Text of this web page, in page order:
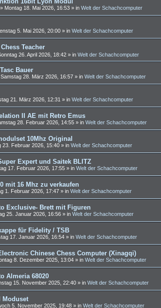
» Montag 18. Mai 2026, 16:53 » in Welt der Schachcomputer
5. Mai 2026, 20:00 » in Welt der Schachcomputer
Teacher
26. April 2026, 18:42 » in Welt der Schachcomputer
Bauer
Samstag 28. März 2026, 16:57 » in Welt der Schachcomputer
21. März 2026, 12:31 » in Welt der Schachcomputer
II AE mit Retro Emus
28. Februar 2026, 14:55 » in Welt der Schachcomputer
10Mhz Original
23. Februar 2026, 15:40 » in Welt der Schachcomputer
Expert und Saitek BLITZ
17. Februar 2026, 17:55 » in Welt der Schachcomputer
mit 16 Mhz zu verkaufen
1. Februar 2026, 17:47 » in Welt der Schachcomputer
Exclusive- Brett mit Figuren
25. Januar 2026, 16:56 » in Welt der Schachcomputer
für Fidelity / TSB
17. Januar 2026, 16:54 » in Welt der Schachcomputer
Chinese Chess Computer (Xinagqi)
8. Dezember 2025, 13:04 » in Welt der Schachcomputer
Almeria 68020
15. November 2025, 22:40 » in Welt der Schachcomputer
Moduset
5. November 2025, 19:48 » in Welt der Schachcomputer